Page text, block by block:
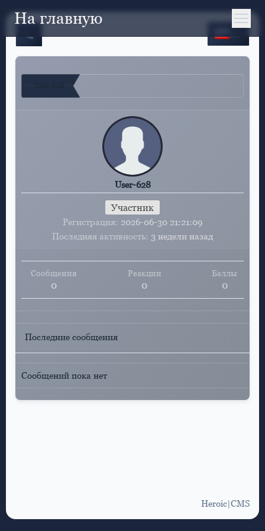
На главную
User-628
Участник
Регистрация 2026-06-30 21:21:09
Последняя активность 3 недели назад
Сообщения
0
Реакции
0
Баллы
0
Последние сообщения
Сообщений пока нет
Heroic|CMS